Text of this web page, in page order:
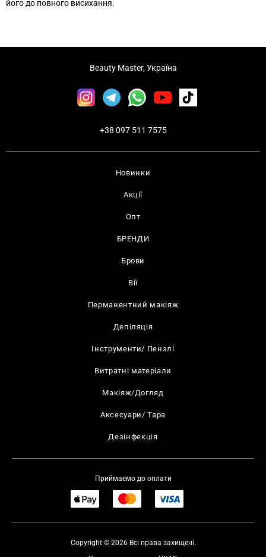
його до повного висихання.
Новинки
Акції
Опт
БРЕНДИ
Брови
Вії
Перманентний макіяж
Депіляція
Інструменти/ Пензлі
Витратні матеріали
Макіяж/Догляд
Аксесуари/ Тара
Дезінфекція
Beauty Master, Україна
+38 097 511 7575
Приймаємо до оплати
Copyright © 2026 Всі права захищені.